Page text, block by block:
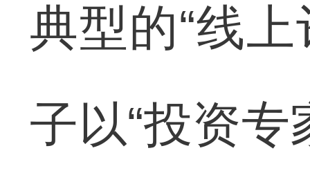
典型的“线
子以“投资